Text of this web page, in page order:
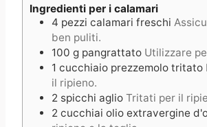
e
s
Ingredienti per i calamari
4 pezzi calamari freschi
ben puliti.
100 g pangrattato Utilizzare
1 cucchiaio prezzemolo tritato
il ripieno.
2 spicchi aglio Tritati per il
2 cucchiai olio extravergine